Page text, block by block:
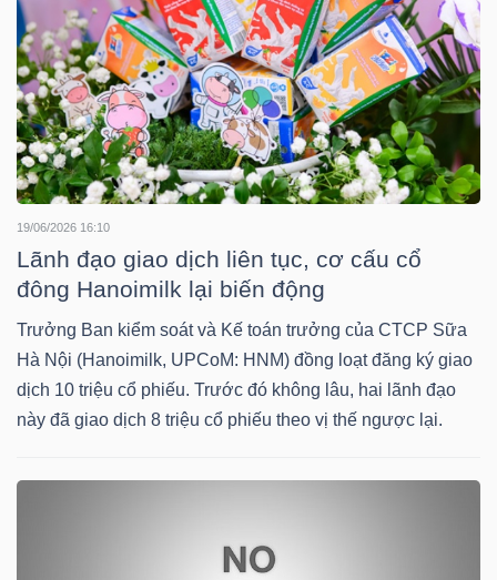
19/06/2026 16:10
Lãnh đạo giao dịch liên tục, cơ cấu cổ
đông Hanoimilk lại biến động
Trưởng Ban kiểm soát và Kế toán trưởng của CTCP Sữa
Hà Nội (Hanoimilk, UPCoM: HNM) đồng loạt đăng ký giao
dịch 10 triệu cổ phiếu. Trước đó không lâu, hai lãnh đạo
này đã giao dịch 8 triệu cổ phiếu theo vị thế ngược lại.
YẾU
TIÊU
DÙNG
THIẾT
YẾU
CHĂM